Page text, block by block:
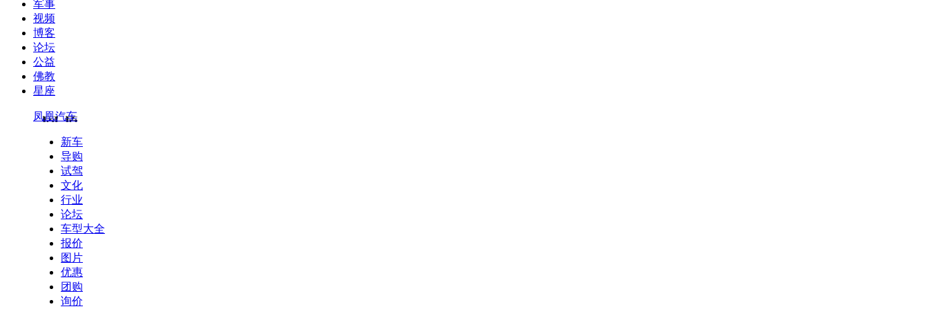
军事
视频
博客
论坛
公益
佛教
星座
凤凰汽车
新车
导购
试驾
文化
行业
论坛
车型大全
报价
图片
优惠
团购
询价